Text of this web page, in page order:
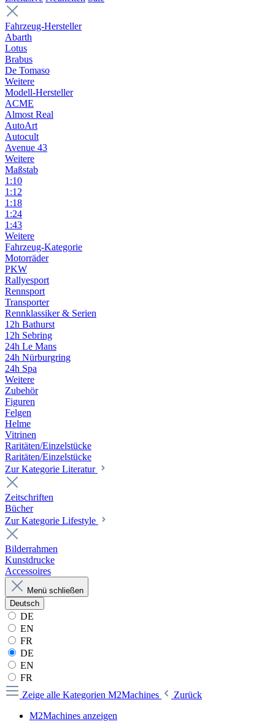
Fahrzeug-Hersteller
Abarth
Lotus
Brabus
De Tomaso
Weitere
Modell-Hersteller
ACME
Almost Real
AutoArt
Autocult
Avenue 43
Weitere
Maßstab
1:10
1:12
1:18
1:24
1:43
Weitere
Fahrzeug-Kategorie
Motorräder
PKW
Rallyesport
Rennsport
Transporter
Rennklassiker & Serien
12h Bathurst
12h Sebring
24h Le Mans
24h Nürburgring
24h Spa
Weitere
Zubehör
Figuren
Felgen
Helme
Vitrinen
Raritäten/Einzelstücke
Raritäten/Einzelstücke
Zur Kategorie Literatur
Zeitschriften
Bücher
Zur Kategorie Lifestyle
Bilderrahmen
Kunstdrucke
Accessoires
Menü schließen
Deutsch
DE
EN
FR
DE
EN
FR
Zeige alle Kategorien M2Machines
Zurück
M2Machines anzeigen